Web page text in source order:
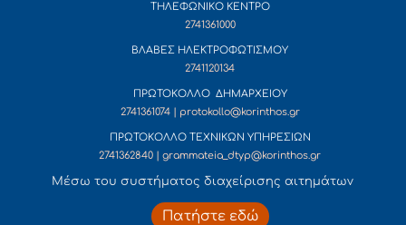
ΤΗΛΕΦΩΝΙΚΟ ΚΕΝΤΡΟ
2741361000
ΒΛΑΒΕΣ ΗΛΕΚΤΡΟΦΩΤΙΣΜΟΥ
2741120134
ΠΡΩΤΟΚΟΛΛΟ ΔΗΜΑΡΧΕΙΟΥ
2741361074 | protokollo@korinthos.gr
ΠΡΩΤΟΚΟΛΛΟ ΤΕΧΝΙΚΩΝ ΥΠΗΡΕΣΙΩΝ
2741362840 | grammateia_dtyp@korinthos.gr
Mέσω του συστήματος διαχείρισης αιτημάτων
Πατήστε εδώ